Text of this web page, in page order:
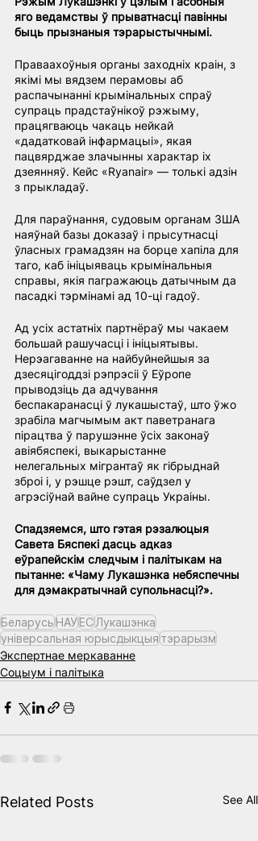
яго ведамствы ў прыватнасці павінны
быць прызнаныя тэрарыстычнымі.
Праваахоўныя органы заходніх краін, з
якімі мы вядзем перамовы аб
распачынанні крымінальных спраў
супраць прадстаўнікоў рэжыму,
працягваюць чакаць нейкай
«дадатковай інфармацыі», якая
пацвярджае злачынны характар іх
дзеянняў. Кейс «Ryanair» — толькі адзін
з прыкладаў.
Для параўнання, судовым органам ЗША
наяўнай базы доказаў і прысутнасці
ўласных грамадзян на борце хапіла для
таго, каб ініцыяваць крымінальныя
справы, якія пагражаюць датычным да
пасадкі тэрмінамі ад 10-ці гадоў.
Ад усіх астатніх партнёраў мы чакаем
большай рашучасці і ініцыятывы.
Нерэагаванне на найбуйнейшыя за
дзесяцігоддзі рэпрэсіі ў Еўропе
прыводзіць да адчування
беспакаранасці ў лукашыстаў, што ўжо
зрабіла магчымым акт паветранага
пірацтва ў парушэнне ўсіх законаў
авіябяспекі, выкарыстанне
нелегальных мігрантаў як гібрыднай
зброі і, у рэшце рэшт, саўдзел у
агрэсіўнай вайне супраць Украіны.
Спадзяемся, што гэтая рэзалюцыя
Савета Бяспекі дасць адказ
еўрапейскім следчым і палітыкам на
пытанне: «Чаму Лукашэнка небяспечны
для дэмакратычнай супольнасці?».
БеларусьНАУЕСЛукашэнка
універсальная юрысдыкцыятэрарызм
Экспертнае меркаванне
Соцыум і палітыка
Related Posts See All